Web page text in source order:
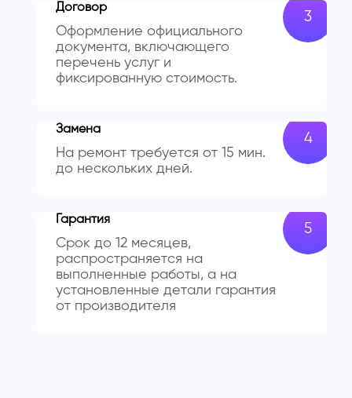
Договор
Оформление официального
документа, включающего
перечень услуг и
фиксированную стоимость.
Замена
На ремонт требуется от 15 мин.
до нескольких дней.
Гарантия
Срок до 12 месяцев,
распространяется на
выполненные работы, а на
установленные детали гарантия
от производителя